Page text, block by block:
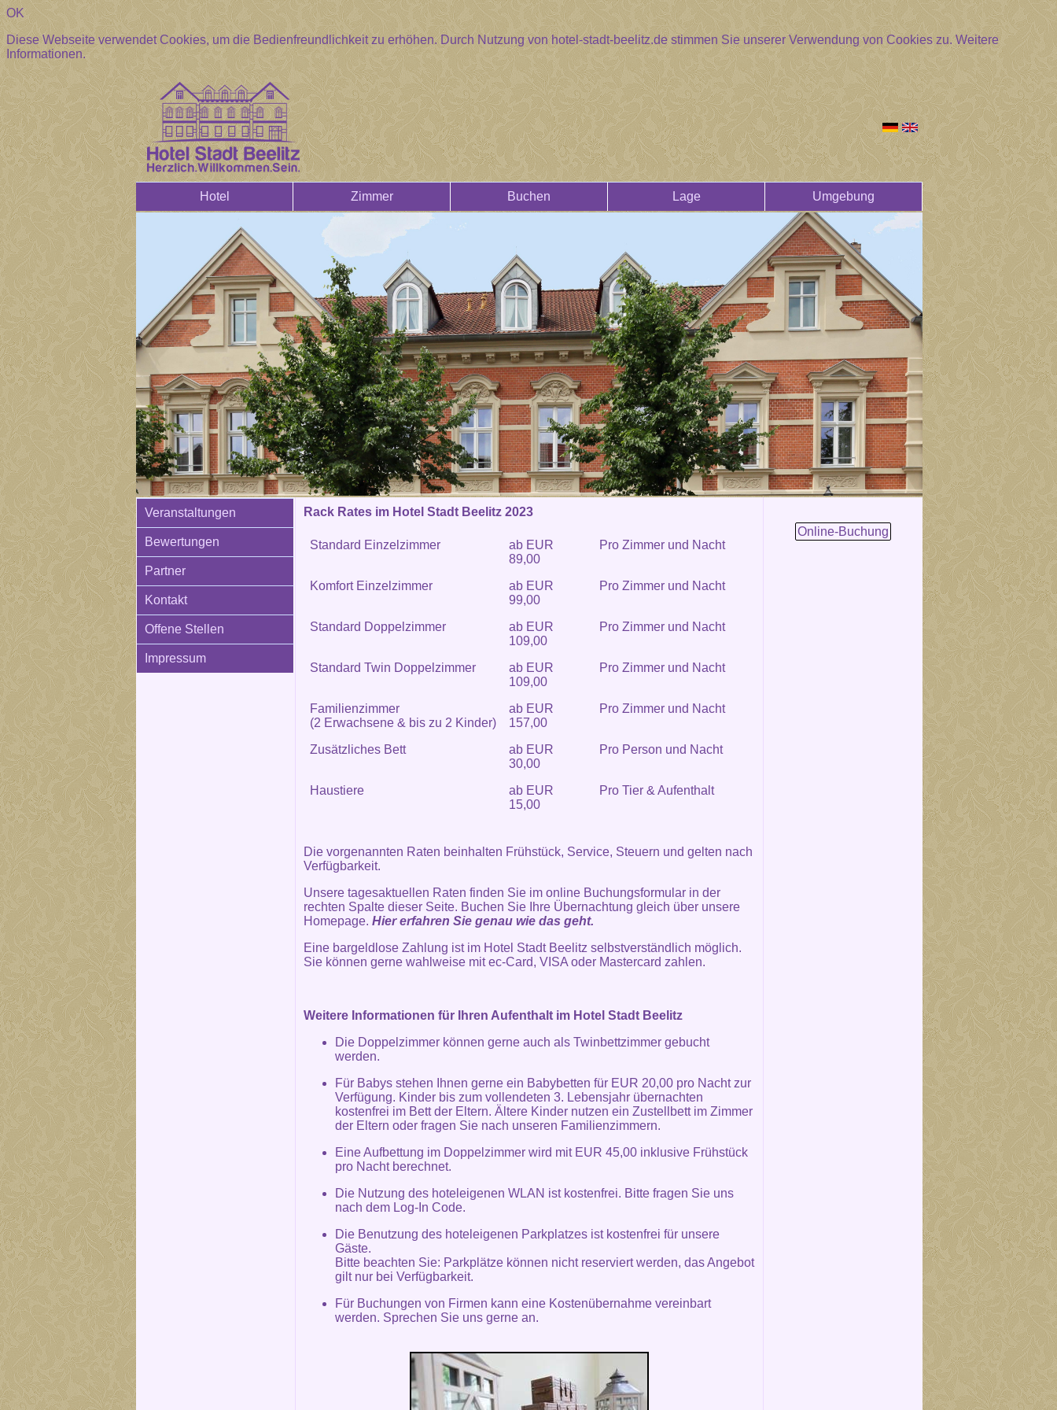
OK
Diese Webseite verwendet Cookies, um die Bedienfreundlichkeit zu erhöhen. Durch Nutzung von hotel-stadt-beelitz.de stimmen Sie unserer Verwendung von Cookies zu.Weitere
Informationen.
Hotel Zimmer Buchen Lage Umgebung
Veranstaltungen
Bewertungen
Partner
Kontakt
Offene Stellen
Impressum
Rack Rates im Hotel Stadt Beelitz 2023
Standard Einzelzimmer
ab EUR
89,00
Pro Zimmer und Nacht
Komfort Einzelzimmer
ab EUR
99,00
Pro Zimmer und Nacht
Standard Doppelzimmer
ab EUR
109,00
Pro Zimmer und Nacht
Standard Twin Doppelzimmer
ab EUR
109,00
Pro Zimmer und Nacht
Familienzimmer
(2 Erwachsene & bis zu 2 Kinder)
ab EUR
157,00
Pro Zimmer und Nacht
Zusätzliches Bett
ab EUR
30,00
Pro Person und Nacht
Haustiere
ab EUR
15,00
Pro Tier & Aufenthalt
Die vorgenannten Raten beinhalten Frühstück, Service, Steuern und gelten nach
Verfügbarkeit.
Unsere tagesaktuellen Raten finden Sie im online Buchungsformular in der
rechten Spalte dieser Seite. Buchen Sie Ihre Übernachtung gleich über unsere
Homepage. Hier erfahren Sie genau wie das geht.
Eine bargeldlose Zahlung ist im Hotel Stadt Beelitz selbstverständlich möglich.
Sie können gerne wahlweise mit ec-Card, VISA oder Mastercard zahlen.
Weitere Informationen für Ihren Aufenthalt im Hotel Stadt Beelitz
Die Doppelzimmer können gerne auch als Twinbettzimmer gebucht
werden.
Für Babys stehen Ihnen gerne ein Babybetten für EUR 20,00 pro Nacht zur
Verfügung. Kinder bis zum vollendeten 3. Lebensjahr übernachten
kostenfrei im Bett der Eltern. Ältere Kinder nutzen ein Zustellbett im Zimmer
der Eltern oder fragen Sie nach unseren Familienzimmern.
Eine Aufbettung im Doppelzimmer wird mit EUR 45,00 inklusive Frühstück
pro Nacht berechnet.
Die Nutzung des hoteleigenen WLAN ist kostenfrei. Bitte fragen Sie uns
nach dem Log-In Code.
Die Benutzung des hoteleigenen Parkplatzes ist kostenfrei für unsere
Gäste.
Bitte beachten Sie: Parkplätze können nicht reserviert werden, das Angebot
gilt nur bei Verfügbarkeit.
Für Buchungen von Firmen kann eine Kostenübernahme vereinbart
werden. Sprechen Sie uns gerne an.
Online-Buchung